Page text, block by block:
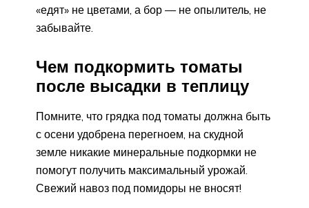
«едят» не цветами, а бор — не опылитель, не
забывайте.
Чем подкормить томаты
после высадки в теплицу
Помните, что грядка под томаты должна быть
с осени удобрена перегноем, на скудной
земле никакие минеральные подкормки не
помогут получить максимальный урожай.
Свежий навоз под помидоры не вносят!